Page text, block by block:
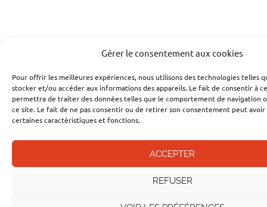
Gérer le consentement aux cookies
Pour offrir les meilleures expériences, nous utilisons des technologies telles
stocker et/ou accéder aux informations des appareils. Le fait de consentir à
permettra de traiter des données telles que le comportement de navigation
ce site. Le fait de ne pas consentir ou de retirer son consentement peut
certaines caractéristiques et fonctions.
ACCEPTER
REFUSER